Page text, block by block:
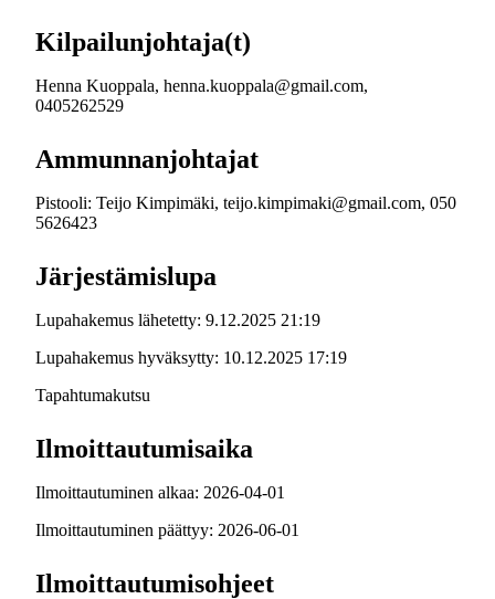
Kilpailunjohtaja(t)
Henna Kuoppala, henna.kuoppala@gmail.com,
0405262529
Ammunnanjohtajat
Pistooli: Teijo Kimpimäki, teijo.kimpimaki@gmail.com, 050
5626423
Järjestämislupa
Lupahakemus lähetetty: 9.12.2025 21:19
Lupahakemus hyväksytty: 10.12.2025 17:19
Tapahtumakutsu
Ilmoittautumisaika
Ilmoittautuminen alkaa: 2026-04-01
Ilmoittautuminen päättyy: 2026-06-01
Ilmoittautumisohjeet